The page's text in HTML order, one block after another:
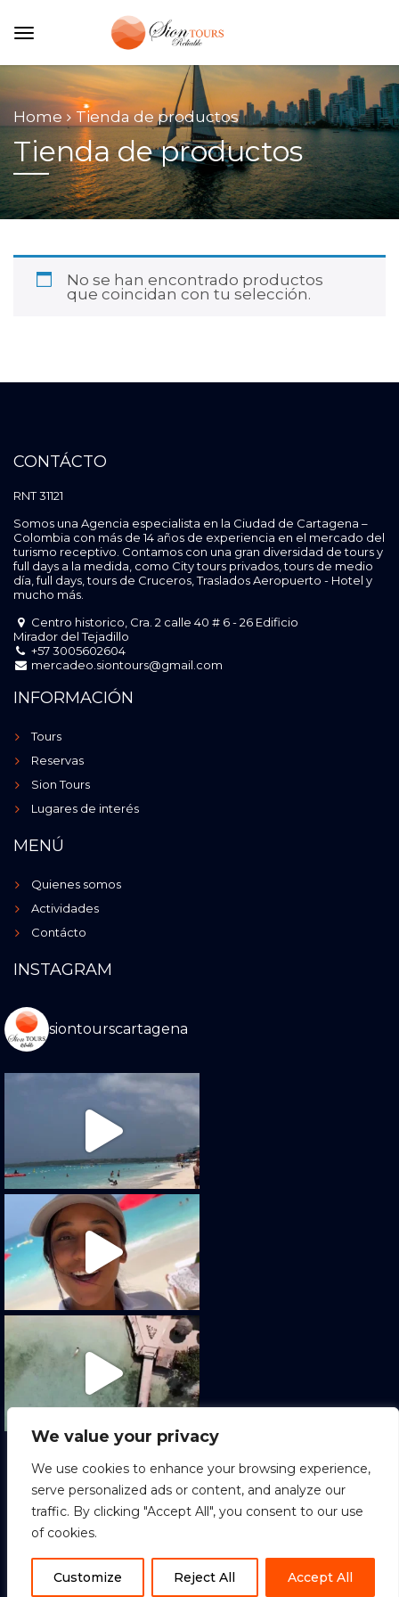
We value your privacy
We use cookies to enhance your browsing experience,
serve personalized ads or content, and analyze our
traffic. By clicking "Accept All", you consent to our use
of cookies.
Customize Reject All Accept All
Home Tienda de productos
Tienda de productos
No se han encontrado productos
que coincidan con tu selección.
CONTÁCTO
RNT 31121
Somos una Agencia especialista en la Ciudad de Cartagena –
Colombia con más de 14 años de experiencia en el mercado del
turismo receptivo. Contamos con una gran diversidad de tours y
full days a la medida, como City tours privados, tours de medio
día, full days, tours de Cruceros, Traslados Aeropuerto - Hotel y
mucho más.
Centro historico, Cra. 2 calle 40 # 6 - 26 Edificio
Mirador del Tejadillo
+57 3005602604
mercadeo.siontours@gmail.com
INFORMACIÓN
Tours
Reservas
Sion Tours
Lugares de interés
MENÚ
Quienes somos
Actividades
Contácto
INSTAGRAM
siontourscartagena
Cargar más Seguir en Instagram
Terminos y condiciones
|
ES